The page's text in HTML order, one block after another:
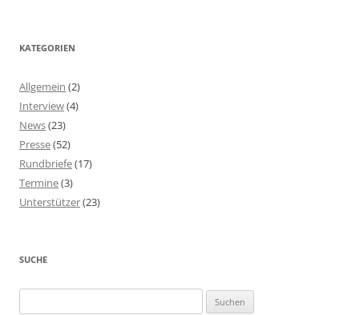
KATEGORIEN
Allgemein (2)
Interview(4)
News(23)
Presse(52)
Rundbriefe(17)
Termine(3)
Unterstützer(23)
SUCHE